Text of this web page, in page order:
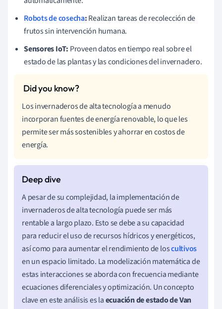
Robots de cosecha:Realizan tareas de recolección de
frutos sin intervención humana.
Sensores IoT: Proveen datos en tiempo real sobre el
estado de las plantas y las condiciones del invernadero.
Los invernaderos de alta tecnología a menudo
incorporan fuentes de energía renovable, lo que les
permite ser más sostenibles y ahorrar en costos de
energía.
A pesar de su complejidad, la implementación de
invernaderos de alta tecnología puede ser más
rentable a largo plazo. Esto se debe a su capacidad
para reducir el uso de recursos hídricos y energéticos,
así como para aumentar el rendimiento de loscultivos
en un espacio limitado. La modelización matemática de
estas interacciones se aborda con frecuencia mediante
ecuaciones diferenciales y optimización. Un concepto
clave en este análisis es laecuación de estado de Van